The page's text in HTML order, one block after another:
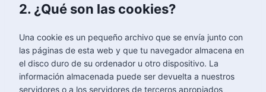
2. ¿Qué son las cookies?
Una cookie es un pequeño archivo que se envía junto con
las páginas de esta web y que tu navegador almacena en
el disco duro de su ordenador u otro dispositivo. La
información almacenada puede ser devuelta a nuestros
servidores o a los servidores de terceros apropiados